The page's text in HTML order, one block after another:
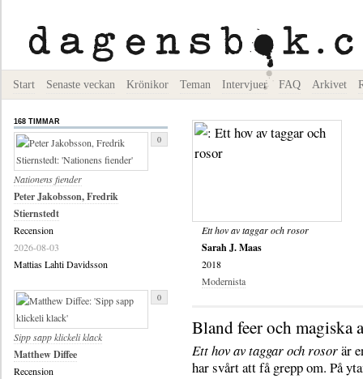
Start Senaste veckan Krönikor Teman Intervjuer FAQ Arkivet
Ett hov av taggar och rosor
Sarah J. Maas
2018
Modernista
Bland feer och magiska
Ett hov av taggar och rosorär
har svårt att få grepp om. På
168 TIMMAR
Nationens fiender
Peter Jakobsson, Fredrik
Stiernstedt
Recension
2026-08-03
Mattias Lahti Davidsson
0
Sipp sapp klickeli klack
Matthew Diffee
Recension
0